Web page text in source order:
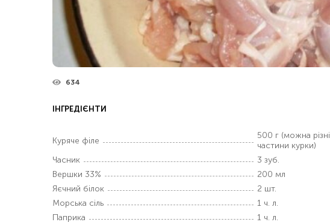
634
ІНГРЕДІЄНТИ
Куряче філе
500 г (можна різні
частини курки)
Часник
3 зуб.
Вершки 33%
200 мл
Яєчний білок
2 шт.
Морська сіль
1 ч. л.
Паприка
1 ч. л.